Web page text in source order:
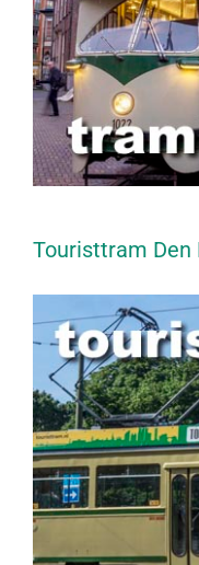
Touristtram Den